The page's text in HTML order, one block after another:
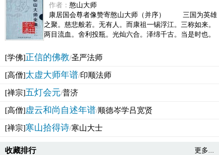
作者： 憨山大师
康居国会尊者像赞寄憨山大师（并序） 三国为英雄
之聚。慈悲般若。无有人。而康祖一锡浮江。三称如来。
两目流血。舍利投瓶。光灿六合。泽绵千古。当是时也。
[学佛]正信的佛教/圣严法师
[高僧]太虚大师年谱/印顺法师
[禅宗]五灯会元/普济
[高僧]虚云和尚自述年谱/顺德岑学吕宽贤
[禅宗]寒山拾得诗/寒山大士
收藏排行 更多...